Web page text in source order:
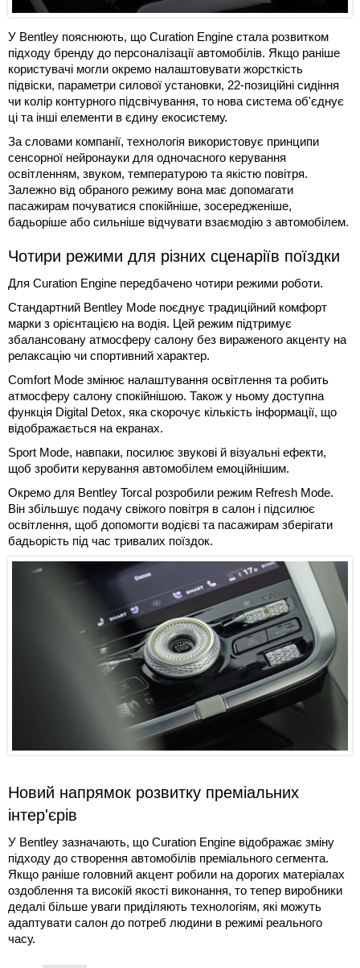
У Bentley пояснюють, що Curation Engine стала розвитком
підходу бренду до персоналізації автомобілів. Якщо раніше
користувачі могли окремо налаштовувати жорсткість
підвіски, параметри силової установки, 22-позиційні сидіння
чи колір контурного підсвічування, то нова система об'єднує
ці та інші елементи в єдину екосистему.
За словами компанії, технологія використовує принципи
сенсорної нейронауки для одночасного керування
освітленням, звуком, температурою та якістю повітря.
Залежно від обраного режиму вона має допомагати
пасажирам почуватися спокійніше, зосередженіше,
бадьоріше або сильніше відчувати взаємодію з автомобілем.
Чотири режими для різних сценаріїв поїздки
Для Curation Engine передбачено чотири режими роботи.
Стандартний Bentley Mode поєднує традиційний комфорт
марки з орієнтацією на водія. Цей режим підтримує
збалансовану атмосферу салону без вираженого акценту на
релаксацію чи спортивний характер.
Comfort Mode змінює налаштування освітлення та робить
атмосферу салону спокійнішою. Також у ньому доступна
функція Digital Detox, яка скорочує кількість інформації, що
відображається на екранах.
Sport Mode, навпаки, посилює звукові й візуальні ефекти,
щоб зробити керування автомобілем емоційнішим.
Окремо для Bentley Torcal розробили режим Refresh Mode.
Він збільшує подачу свіжого повітря в салон і підсилює
освітлення, щоб допомогти водієві та пасажирам зберігати
бадьорість під час тривалих поїздок.
Новий напрямок розвитку преміальних
інтер'єрів
У Bentley зазначають, що Curation Engine відображає зміну
підходу до створення автомобілів преміального сегмента.
Якщо раніше головний акцент робили на дорогих матеріалах
оздоблення та високій якості виконання, то тепер виробники
дедалі більше уваги приділяють технологіям, які можуть
адаптувати салон до потреб людини в режимі реального
часу.